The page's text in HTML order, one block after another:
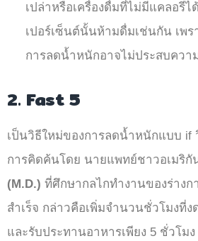
เปล่าหรือเครื่องดื่มที่ไม่มีแคลอรี
เปอร์เซ็นต์นั้นห้ามดื่มเช่นกัน เพร
การลดน้ำหนักอาจไม่ประสบควา
2. Fast 5
เป็นวิธีใหม่ของการลดน้ำหนักแบบ if
การคิดค้นโดย นายแพทย์ชาวอเมริกั
(M.D.) ที่ศึกษากลไกทำงานของร่าง
สำเร็จ กล่าวคือเพิ่มจำนวนชั่วโมงที่ง
และรับประทานอาหารเพียง 5 ชั่วโม